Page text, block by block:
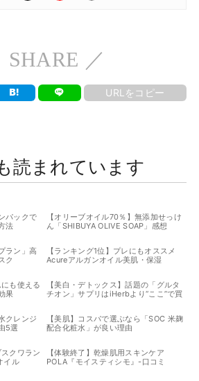
SHARE ／
URLをコピー
読まれています
パックで
法
【オリーブオイル70％】無添加せっけ
ん「SHIBUYA OLIVE SOAP」感想
ラン」高
ク
【ランキング1位】プレにもオススメ
Acureアルガンオイル美肌・保湿
にも使える
果
【美白・デトックス】話題の「グルタ
チオン」サプリはiHerbより“ここ”で買
クレンジ
5選
【美肌】コスパで選ぶなら「SOC 米麹
配合化粧水」が良い理由
スクワラン
イル
【体験終了】乾燥肌用スキンケア
POLA『モイスティシモ』-口コミ